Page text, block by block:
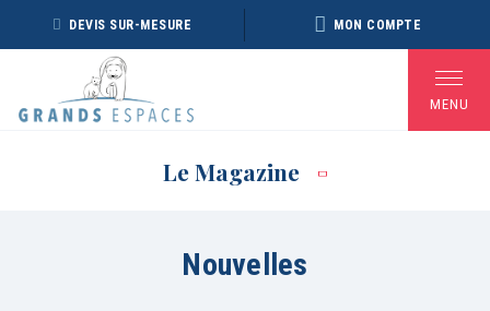
Panneau de gestion des cookies
2027 – NOUVELLE
VERSION
DEVIS SUR-MESURE MON COMPTE
MENU
Le Magazine
Nouvelles